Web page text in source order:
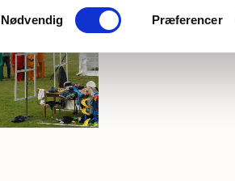
Nødvendig Præferencer